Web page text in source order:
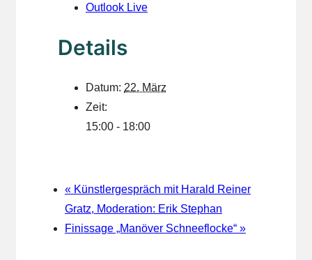
Outlook Live
Details
Datum: 22. März
Zeit:
15:00 - 18:00
« Künstlergespräch mit Harald Reiner
Gratz, Moderation: Erik Stephan
Finissage „Manöver Schneeflocke“ »